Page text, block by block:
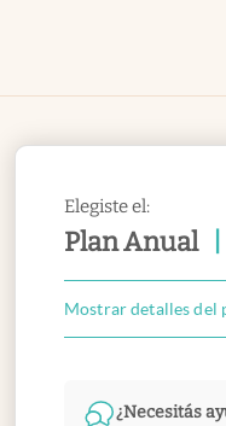
Elegiste el:
Plan Anual
Mostrar detalles del
¿Necesitás